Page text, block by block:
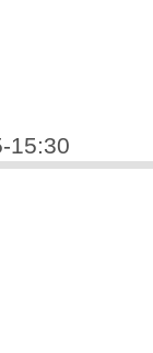
15:30